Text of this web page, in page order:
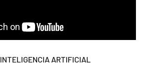
INTELIGENCIA ARTIFICIAL